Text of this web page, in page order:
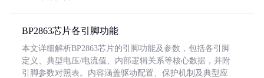
BP2863芯片各引脚功能
本文详细解析BP2863芯片的引脚功能及参数，包括各引脚
定义、典型电压/电流值、内部逻辑关系等核心数据，并附
引脚参数对照表。内容涵盖驱动配置、保护机制及典型应